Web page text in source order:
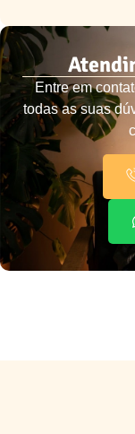
Entre em
todas as suas